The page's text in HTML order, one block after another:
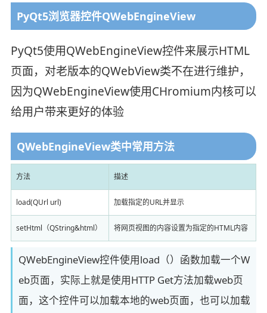
PyQt5浏览器控件QWebEngineView
PyQt5使用QWebEngineView控件来展示HTML
页面，对老版本的QWebView类不在进行维护，
因为QWebEngineView使用CHromium内核可以
给用户带来更好的体验
QWebEngineView类中常用方法
方法 描述
load(QUrl url) 加载指定的URL并显示
setHtml（QString&html） 将网页视图的内容设置为指定的HTML内容
QWebEngineView控件使用load（）函数加载一个W
eb页面，实际上就是使用HTTP Get方法加载web页
面，这个控件可以加载本地的web页面，也可以加载